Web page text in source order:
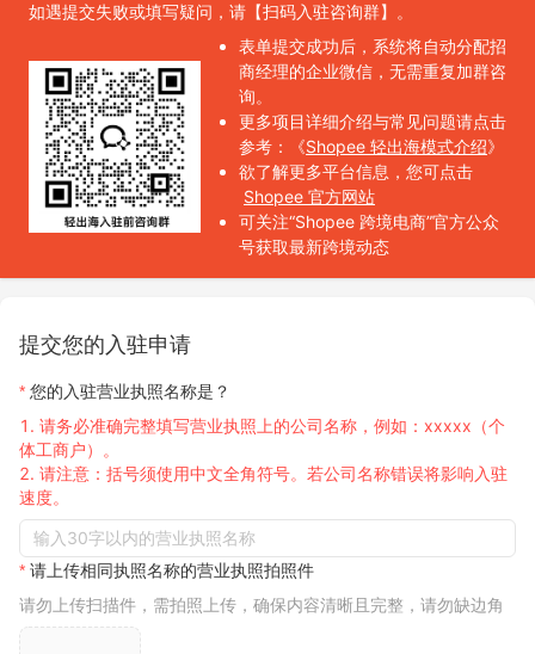
如遇提交失败或填写疑问，请【扫码入驻咨询群】。
表单提交成功后，系统将自动分配招
商经理的企业微信，无需重复加群咨
询。
更多项目详细介绍与常见问题请点击
参考：《Shopee 轻出海模式介绍》
欲了解更多平台信息，您可点击
Shopee 官方网站
可关注“Shopee 跨境电商”官方公众
号获取最新跨境动态
提交您的入驻申请
您的入驻营业执照名称是？
请务必准确完整填写营业执照上的公司名称，例如：xxxxx（个
体工商户）。
请注意：括号须使用中文全角符号。若公司名称错误将影响入驻
速度。
请上传相同执照名称的营业执照拍照件
请勿上传扫描件，需拍照上传，确保内容清晰且完整，请勿缺边角